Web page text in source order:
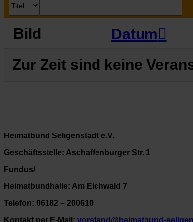
Bild
Datum
Zur Zeit sind keine
Heimatbund Seligenstadt e.V.
Geschäftsstelle: Aschaffenburger Str. 1
Fundus/
Heimatbundhalle: Am Eichwald 7
Telefon: 06182 – 200610
Kontakt per E-Mail: vorstand@heimatbund-